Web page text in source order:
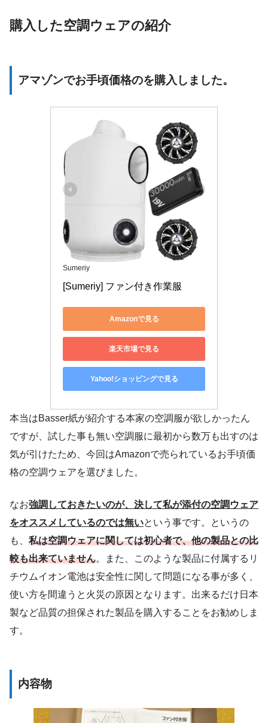
購入した空調ウェアの紹介
アマゾンでお手頃価格のを購入しました。
Sumeriy
[Sumeriy] ファン付き作業服
Amazonで見る
楽天市場で見る
Yahoo!ショッピングで見る
本当はBasser紙が紹介する本家の空調服が欲しかったん
ですが、試した事も無い空調服に最初から数万も出すのは
気が引けたため、今回はAmazonで売られているお手頃価
格の空調ウェアを選びました。
なお強調しておきたいのが、決して私が添付の空調ウェア
をオススメしているのでは無いという事です。というの
も、 私は空調ウェアに関しては初心者で、他の製品との比
較も出来ていません。また、このような製品に付属するリ
チウムイオン電池は安全性に関して問題になる事が多く、
使い方を間違うと火災の原因となります。出来るだけ日本
製など品質の担保された製品を購入することをお勧めしま
す。
内容物